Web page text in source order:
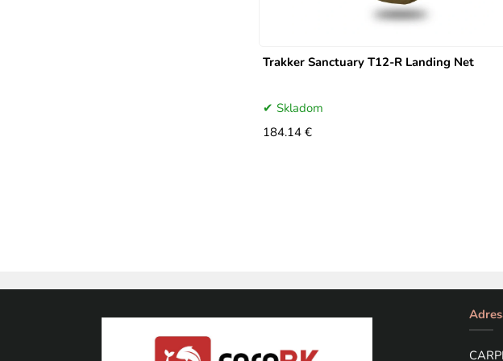
Trakker Sanctuary T12-R Landing Net
Skladom
184.14 €